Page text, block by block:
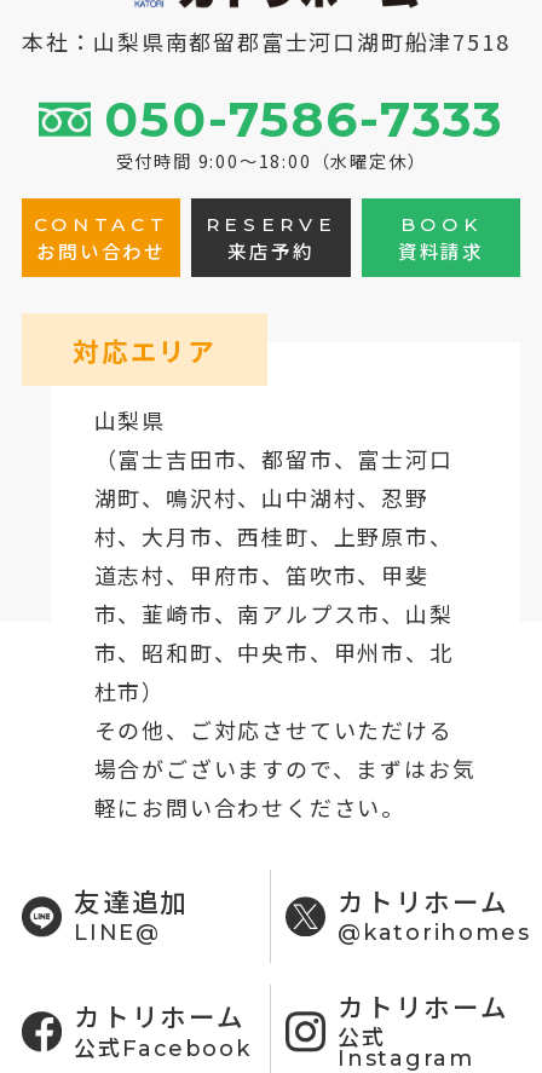
本社：山梨県南都留郡富士河口湖町船津7518
050-7586-7333
受付時間 9:00～18:00（水曜定休）
CONTACT
お問い合わせ
RESERVE
来店予約
BOOK
資料請求
対応エリア
山梨県
（富士吉田市、都留市、 富士河口
湖町、鳴沢村、山中湖村、忍野
村、 大月市、西桂町、上野原市、
道志村、 甲府市、笛吹市、甲斐
市、韮崎市、南アルプス市、山梨
市、昭和町、中央市、甲州市、北
杜市）
その他、ご対応させていただける
場合がございますので、まずはお気
軽にお問い合わせください。
友達追加
LINE@
カトリホーム
@katorihomes
カトリホーム
公式Facebook
カトリホーム
公式
Instagram